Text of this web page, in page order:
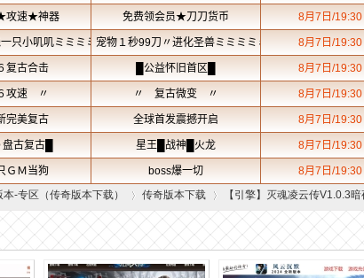
-专区（传奇版本下载）
›
传奇版本下载 【引擎】灭魂凌云传V1.0.3